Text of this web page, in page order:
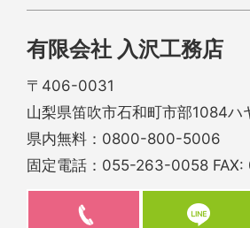
有限会社 入沢工務店
〒406-0031
山梨県笛吹市石和町市部1084ハ
県内無料： 0800-800-5006
固定電話： 055-263-0058